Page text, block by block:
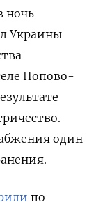
ночь
Украины
Попово-
один
по